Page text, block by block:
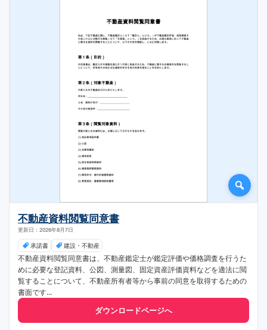
不動産資料閲覧同意書
更新日：2026年8月7日
承諾書 建設・不動産
不動産資料閲覧同意書は、不動産鑑定士が鑑定評価や価格調査を行うた
めに必要な登記資料、公図、測量図、固定資産評価資料などを適法に閲
覧することについて、不動産所有者等から事前の同意を取得するための
書面です...
ダウンロードページへ